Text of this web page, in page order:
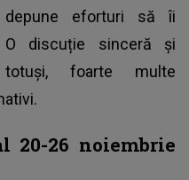
eforturi să îi
discuție sinceră și
foarte multe
20-26 noiembrie